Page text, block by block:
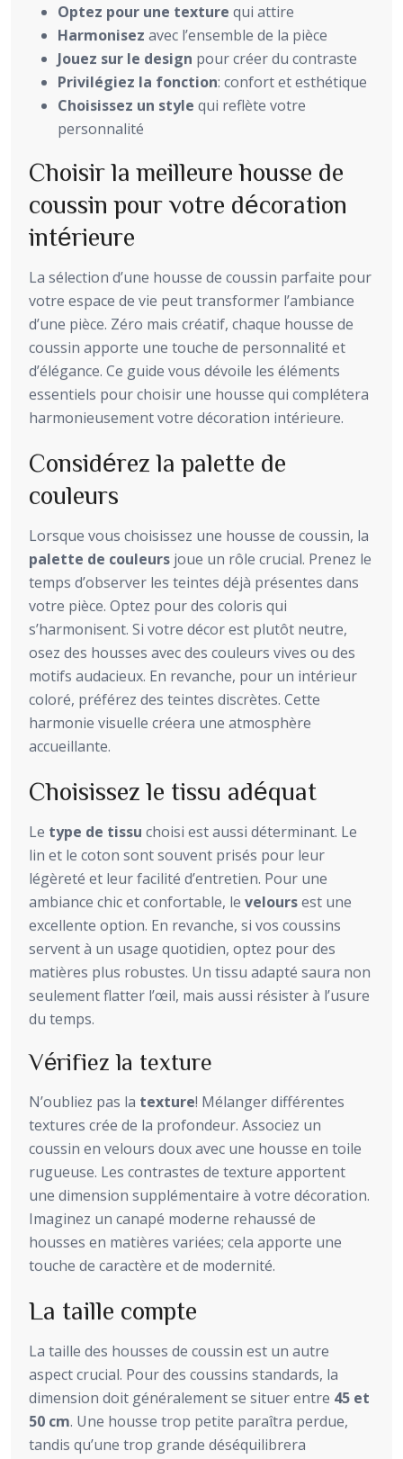
Optez pour une texture qui attire
Harmonisez avec l’ensemble de la pièce
Jouez sur le design pour créer du contraste
Privilégiez la fonction: confort et esthétique
Choisissez un style qui reflète votre
personnalité
Choisir la meilleure housse de
coussin pour votre décoration
intérieure
La sélection d’une housse de coussin parfaite pour
votre espace de vie peut transformer l’ambiance
d’une pièce. Zéro mais créatif, chaque housse de
coussin apporte une touche de personnalité et
d’élégance. Ce guide vous dévoile les éléments
essentiels pour choisir une housse qui complétera
harmonieusement votre décoration intérieure.
Considérez la palette de
couleurs
Lorsque vous choisissez une housse de coussin, la
palette de couleurs joue un rôle crucial. Prenez le
temps d’observer les teintes déjà présentes dans
votre pièce. Optez pour des coloris qui
s’harmonisent. Si votre décor est plutôt neutre,
osez des housses avec des couleurs vives ou des
motifs audacieux. En revanche, pour un intérieur
coloré, préférez des teintes discrètes. Cette
harmonie visuelle créera une atmosphère
accueillante.
Choisissez le tissu adéquat
Le type de tissu choisi est aussi déterminant. Le
lin et le coton sont souvent prisés pour leur
légèreté et leur facilité d’entretien. Pour une
ambiance chic et confortable, le veloursest une
excellente option. En revanche, si vos coussins
servent à un usage quotidien, optez pour des
matières plus robustes. Un tissu adapté saura non
seulement flatter l’œil, mais aussi résister à l’usure
du temps.
Vérifiez la texture
N’oubliez pas la texture! Mélanger différentes
textures crée de la profondeur. Associez un
coussin en velours doux avec une housse en toile
rugueuse. Les contrastes de texture apportent
une dimension supplémentaire à votre décoration.
Imaginez un canapé moderne rehaussé de
housses en matières variées; cela apporte une
touche de caractère et de modernité.
La taille compte
La taille des housses de coussin est un autre
aspect crucial. Pour des coussins standards, la
dimension doit généralement se situer entre 45 et
50 cm. Une housse trop petite paraîtra perdue,
tandis qu’une trop grande déséquilibrera